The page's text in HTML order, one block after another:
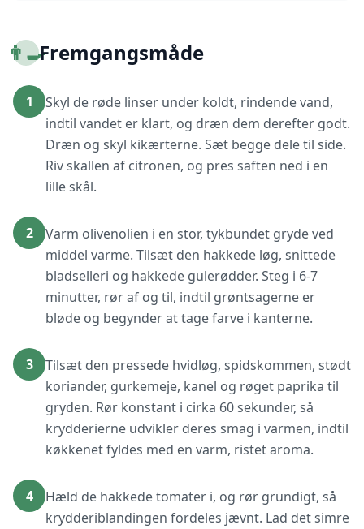
👨‍🍳Fremgangsmåde
1
Skyl de røde linser under koldt, rindende vand,
indtil vandet er klart, og dræn dem derefter godt.
Dræn og skyl kikærterne. Sæt begge dele til side.
Riv skallen af citronen, og pres saften ned i en
lille skål.
2
Varm olivenolien i en stor, tykbundet gryde ved
middel varme. Tilsæt den hakkede løg, snittede
bladselleri og hakkede gulerødder. Steg i 6-7
minutter, rør af og til, indtil grøntsagerne er
bløde og begynder at tage farve i kanterne.
3
Tilsæt den pressede hvidløg, spidskommen, stødt
koriander, gurkemeje, kanel og røget paprika til
gryden. Rør konstant i cirka 60 sekunder, så
krydderierne udvikler deres smag i varmen, indtil
køkkenet fyldes med en varm, ristet aroma.
4
Hæld de hakkede tomater i, og rør grundigt, så
krydderiblandingen fordeles jævnt. Lad det simre